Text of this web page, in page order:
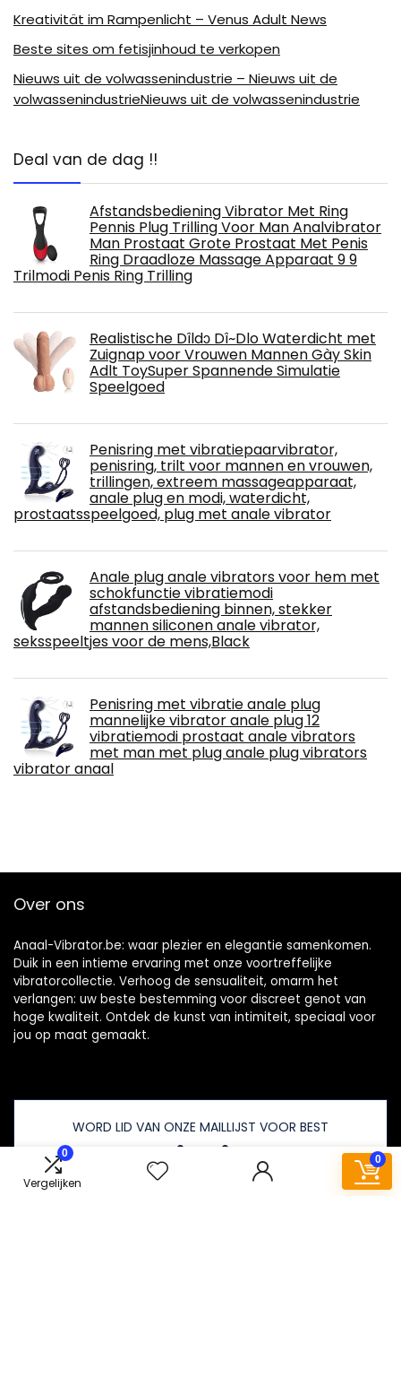
0
Vergelijken
0
Kreativität im Rampenlicht – Venus Adult News
Beste sites om fetisjinhoud te verkopen
Nieuws uit de volwassenindustrie – Nieuws uit de
volwassenindustrieNieuws uit de volwassenindustrie
Deal van de dag !!
Afstandsbediening Vibrator Met Ring
Pennis Plug Trilling Voor Man Analvibrator
Man Prostaat Grote Prostaat Met Penis
Ring Draadloze Massage Apparaat 9 9
Trilmodi Penis Ring Trilling
Realistische Dîldɔ Dî~Dlo Waterdicht met
Zuignap voor Vrouwen Mannen Gày Skin
Adlt ToySuper Spannende Simulatie
Speelgoed
Penisring met vibratiepaarvibrator,
penisring, trilt voor mannen en vrouwen,
trillingen, extreem massageapparaat,
anale plug en modi, waterdicht,
prostaatsspeelgoed, plug met anale vibrator
Anale plug anale vibrators voor hem met
schokfunctie vibratiemodi
afstandsbediening binnen, stekker
mannen siliconen anale vibrator,
seksspeeltjes voor de mens,Black
Penisring met vibratie anale plug
mannelijke vibrator anale plug 12
vibratiemodi prostaat anale vibrators
met man met plug anale plug vibrators
vibrator anaal
Over ons
Anaal-Vibrator.be: waar plezier en elegantie samenkomen.
Duik in een intieme ervaring met onze voortreffelijke
vibratorcollectie. Verhoog de sensualiteit, omarm het
verlangen: uw beste bestemming voor discreet genot van
hoge kwaliteit. Ontdek de kunst van intimiteit, speciaal voor
jou op maat gemaakt.
WORD LID VAN ONZE MAILLIJST VOOR BEST
Aanbiedingen